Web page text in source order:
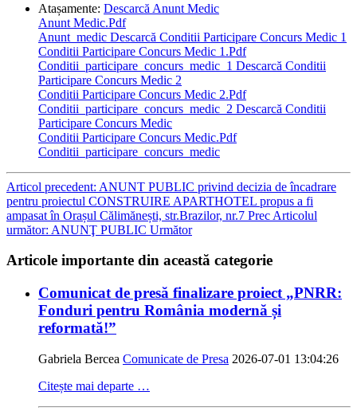
Atașamente: Descarcă Anunt Medic
Anunt Medic.Pdf
Anunt_medic Descarcă Conditii Participare Concurs Medic 1
Conditii Participare Concurs Medic 1.Pdf
Conditii_participare_concurs_medic_1 Descarcă Conditii
Participare Concurs Medic 2
Conditii Participare Concurs Medic 2.Pdf
Conditii_participare_concurs_medic_2 Descarcă Conditii
Participare Concurs Medic
Conditii Participare Concurs Medic.Pdf
Conditii_participare_concurs_medic
Articol precedent: ANUNT PUBLIC privind decizia de încadrare
pentru proiectul CONSTRUIRE APARTHOTEL propus a fi
ampasat în Orașul Călimănești, str.Brazilor, nr.7 Prec Articolul
următor: ANUNŢ PUBLIC Următor
Articole importante din această categorie
Comunicat de presă finalizare proiect „PNRR:
Fonduri pentru România modernă și
reformată!”
Gabriela Bercea Comunicate de Presa 2026-07-01 13:04:26
Citește mai departe …